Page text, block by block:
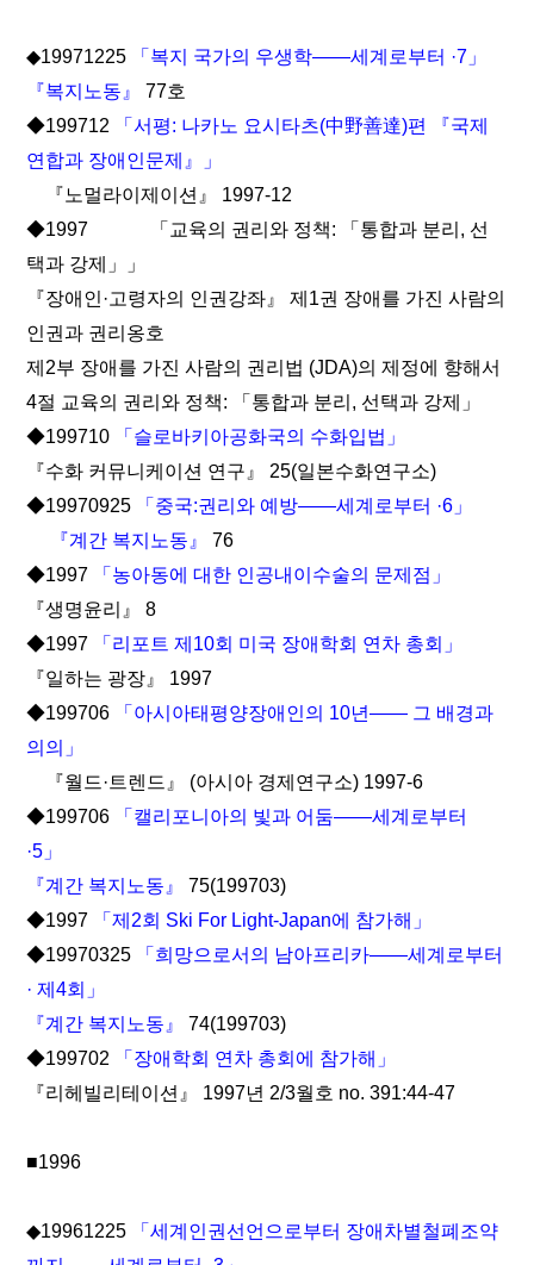
◆19971225
「복지 국가의 우생학――세계로부터 ·7」
『복지노동』77호
◆199712
「서평: 나카노 요시타츠(中野善達)편 『국제
연합과 장애인문제』」
『노멀라이제이션』 1997-12
◆1997 「교육의 권리와 정책: 「통합과 분리, 선
택과 강제」」
『장애인·고령자의 인권강좌』 제1권 장애를 가진 사람의
인권과 권리옹호
제2부 장애를 가진 사람의 권리법 (JDA)의 제정에 향해서
4절 교육의 권리와 정책: 「통합과 분리, 선택과 강제」
◆199710
「슬로바키아공화국의 수화입법」
『수화 커뮤니케이션 연구』 25(일본수화연구소)
◆19970925
「중국:권리와 예방――세계로부터 ·6」
『계간 복지노동』76
◆1997
「농아동에 대한 인공내이수술의 문제점」
『생명윤리』 8
◆1997
「리포트 제10회 미국 장애학회 연차 총회」
『일하는 광장』 1997
◆199706
「아시아태평양장애인의 10년―― 그 배경과
의의」
『월드·트렌드』 (아시아 경제연구소) 1997-6
◆199706
「캘리포니아의 빛과 어둠――세계로부터
·5」
『계간 복지노동』75(199703)
◆1997
「제2회 Ski For Light-Japan에 참가해」
◆19970325
「희망으로서의 남아프리카――세계로부터
· 제4회」
『계간 복지노동』74(199703)
◆199702
「장애학회 연차 총회에 참가해」
『리헤빌리테이션』 1997년 2/3월호 no. 391:44-47
■1996
◆19961225
「세계인권선언으로부터 장애차별철폐조약